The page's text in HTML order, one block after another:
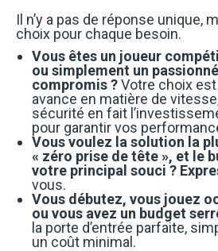
Il n’y a pas de réponse unique,
choix pour chaque besoin.
Vous êtes un joueur
ou simplement un
compromis ?Votre choix est
avance en matière de
sécurité en fait
pour garantir vos
Vous voulez la solution la
« zéro prise de tête », et le
votre principal souci ?
vous.
Vous débutez, vous jouez
ou vous avez un budget
la porte d’entrée parfaite,
un coût minimal.